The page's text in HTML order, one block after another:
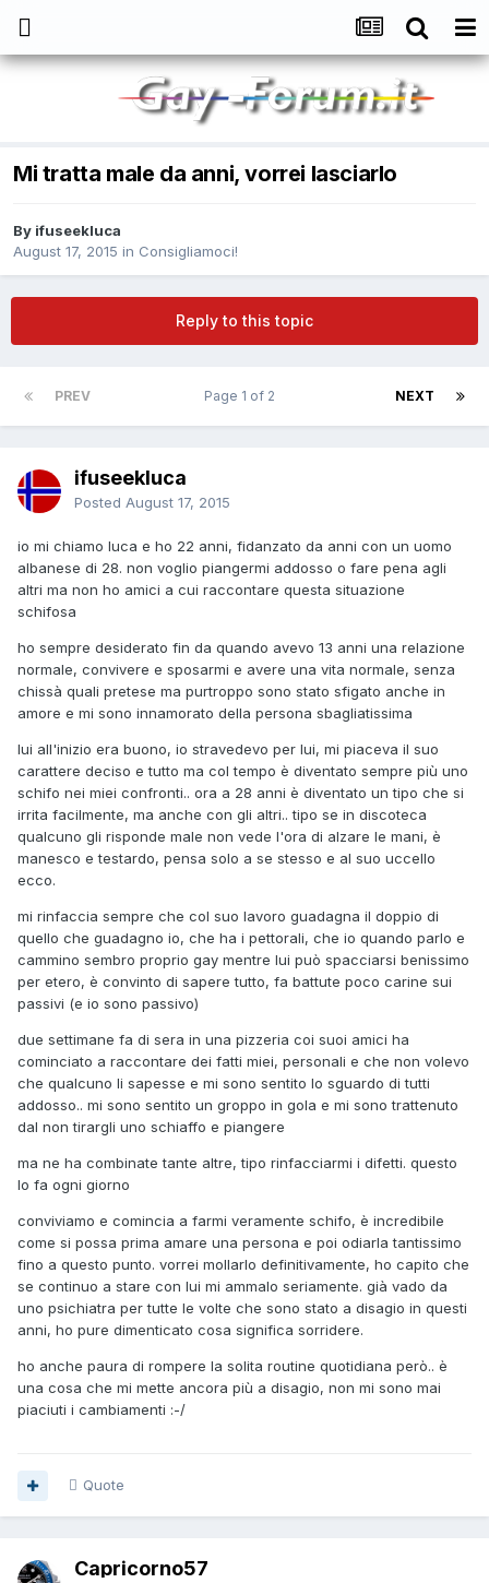
Mi tratta male da anni, vorrei lasciarlo
By ifuseekluca
August 17, 2015 in Consigliamoci!
Reply to this topic
PREV NEXT
Page 1 of 2
ifuseekluca
Posted August 17, 2015
io mi chiamo luca e ho 22 anni, fidanzato da anni con un uomo
albanese di 28. non voglio piangermi addosso o fare pena agli
altri ma non ho amici a cui raccontare questa situazione
schifosa
ho sempre desiderato fin da quando avevo 13 anni una relazione
normale, convivere e sposarmi e avere una vita normale, senza
chissà quali pretese ma purtroppo sono stato sfigato anche in
amore e mi sono innamorato della persona sbagliatissima
lui all'inizio era buono, io stravedevo per lui, mi piaceva il suo
carattere deciso e tutto ma col tempo è diventato sempre più uno
schifo nei miei confronti.. ora a 28 anni è diventato un tipo che si
irrita facilmente, ma anche con gli altri.. tipo se in discoteca
qualcuno gli risponde male non vede l'ora di alzare le mani, è
manesco e testardo, pensa solo a se stesso e al suo uccello
ecco.
mi rinfaccia sempre che col suo lavoro guadagna il doppio di
quello che guadagno io, che ha i pettorali, che io quando parlo e
cammino sembro proprio gay mentre lui può spacciarsi benissimo
per etero, è convinto di sapere tutto, fa battute poco carine sui
passivi (e io sono passivo)
due settimane fa di sera in una pizzeria coi suoi amici ha
cominciato a raccontare dei fatti miei, personali e che non volevo
che qualcuno li sapesse e mi sono sentito lo sguardo di tutti
addosso.. mi sono sentito un groppo in gola e mi sono trattenuto
dal non tirargli uno schiaffo e piangere
ma ne ha combinate tante altre, tipo rinfacciarmi i difetti. questo
lo fa ogni giorno
conviviamo e comincia a farmi veramente schifo, è incredibile
come si possa prima amare una persona e poi odiarla tantissimo
fino a questo punto. vorrei mollarlo definitivamente, ho capito che
se continuo a stare con lui mi ammalo seriamente. già vado da
uno psichiatra per tutte le volte che sono stato a disagio in questi
anni, ho pure dimenticato cosa significa sorridere.
ho anche paura di rompere la solita routine quotidiana però.. è
una cosa che mi mette ancora più a disagio, non mi sono mai
piaciuti i cambiamenti :-/
Quote
Capricorno57